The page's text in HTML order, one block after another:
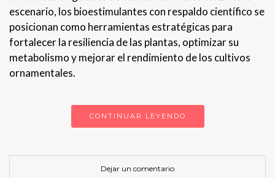
escenario, los bioestimulantes con respaldo científico se
posicionan como herramientas estratégicas para
fortalecer la resiliencia de las plantas, optimizar su
metabolismo y mejorar el rendimiento de los cultivos
ornamentales.
CONTINUAR LEYENDO
Dejar un comentario